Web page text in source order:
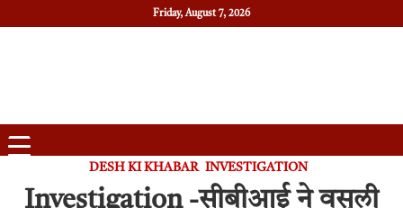
Friday, August 7, 2026
DESH KI KHABAR INVESTIGATION
Investigation -सीबीआई ने वसूली